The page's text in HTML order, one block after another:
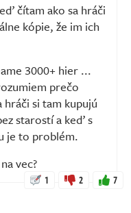
čítam ako sa hráči
kópie, že im ich
3000+ hier ...
prečo
si tam kupujú
starostí a keď s
je to problém.
vec?
1 2 7